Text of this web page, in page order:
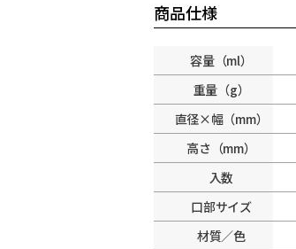
商品仕様
容量（ml）
重量（g）
直径×幅（mm）
高さ（mm）
入数
口部サイズ
材質／色